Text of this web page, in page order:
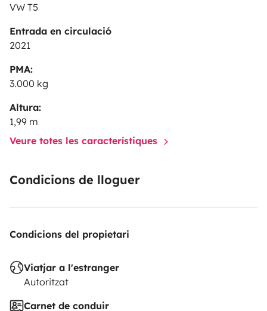
VW T5
Entrada en circulació
2021
PMA:
3.000 kg
Altura:
1,99 m
Veure totes les característiques
Condicions de lloguer
Condicions del propietari
Viatjar a l'estranger
Autoritzat
Carnet de conduir